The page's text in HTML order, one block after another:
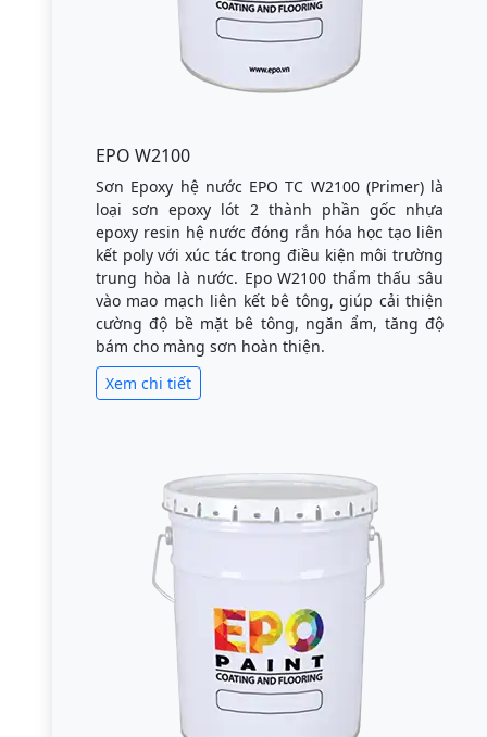
EPO W2100
Sơn Epoxy hệ nước EPO TC W2100 (Primer) là
loại sơn epoxy lót 2 thành phần gốc nhựa
epoxy resin hệ nước đóng rắn hóa học tạo liên
kết poly với xúc tác trong điều kiện môi trường
trung hòa là nước. Epo W2100 thẩm thấu sâu
vào mao mạch liên kết bê tông, giúp cải thiện
cường độ bề mặt bê tông, ngăn ẩm, tăng độ
bám cho màng sơn hoàn thiện.
Xem chi tiết